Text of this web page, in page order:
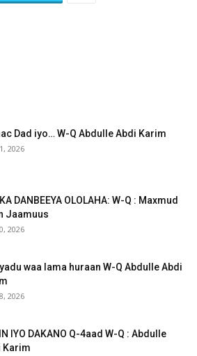
Dad iyo… W-Q Abdulle Abdi Karim
2026
DANBEEYA OLOLAHA: W-Q : Maxmud
Jaamuus
2026
waa lama huraan W-Q Abdulle Abdi
2026
IYO DAKANO Q-4aad W-Q : Abdulle
Karim